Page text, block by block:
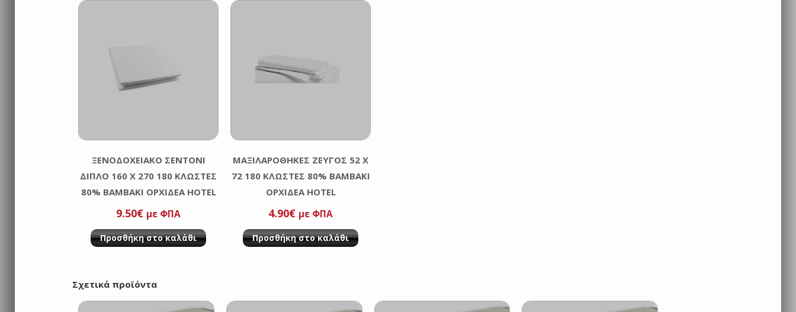
ΞΕΝΟΔΟΧΕΙΑΚΟ ΣΕΝΤΟΝΙ
ΔΙΠΛΟ 160 Χ 270 180 ΚΛΩΣΤΕΣ
80% ΒΑΜΒΑΚΙ ΟΡΧΙΔΕΑ HOTEL
9.50€ με ΦΠΑ
Προσθήκη στο καλάθι
ΜΑΞΙΛΑΡΟΘΗΚΕΣ ΖΕΥΓΟΣ 52 Χ
72 180 ΚΛΩΣΤΕΣ 80% ΒΑΜΒΑΚΙ
ΟΡΧΙΔΕΑ HOTEL
4.90€ με ΦΠΑ
Προσθήκη στο καλάθι
Σχετικά προϊόντα